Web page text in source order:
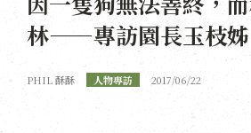
林——專訪園長玉枝姊
PHIL 酥酥 人物專訪 2017/06/22